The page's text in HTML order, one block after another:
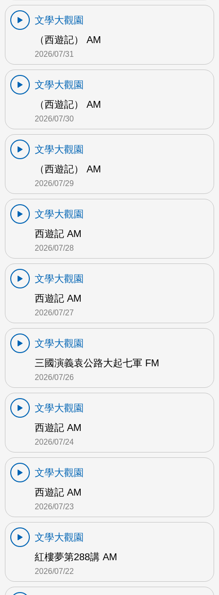
文學大觀園
（西遊記） AM
2026/07/31
文學大觀園
（西遊記） AM
2026/07/30
文學大觀園
（西遊記） AM
2026/07/29
文學大觀園
西遊記 AM
2026/07/28
文學大觀園
西遊記 AM
2026/07/27
文學大觀園
三國演義袁公路大起七軍 FM
2026/07/26
文學大觀園
西遊記 AM
2026/07/24
文學大觀園
西遊記 AM
2026/07/23
文學大觀園
紅樓夢第288講 AM
2026/07/22